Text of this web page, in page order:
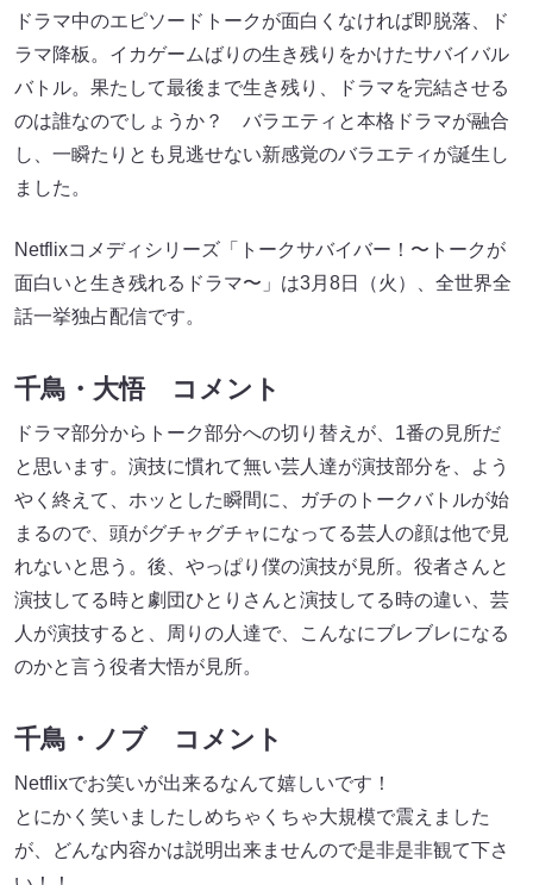
ドラマ中のエピソードトークが面白くなければ即脱落、ド
ラマ降板。イカゲームばりの生き残りをかけたサバイバル
バトル。果たして最後まで生き残り、ドラマを完結させる
のは誰なのでしょうか？ バラエティと本格ドラマが融合
し、一瞬たりとも見逃せない新感覚のバラエティが誕生し
ました。
Netflixコメディシリーズ「トークサバイバー！〜トークが
面白いと生き残れるドラマ〜」は3月8日（火）、全世界全
話一挙独占配信です。
千鳥・大悟 コメント
ドラマ部分からトーク部分への切り替えが、1番の見所だ
と思います。演技に慣れて無い芸人達が演技部分を、よう
やく終えて、ホッとした瞬間に、ガチのトークバトルが始
まるので、頭がグチャグチャになってる芸人の顔は他で見
れないと思う。後、やっぱり僕の演技が見所。役者さんと
演技してる時と劇団ひとりさんと演技してる時の違い、芸
人が演技すると、周りの人達で、こんなにブレブレになる
のかと言う役者大悟が見所。
千鳥・ノブ コメント
Netflixでお笑いが出来るなんて嬉しいです！
とにかく笑いましたしめちゃくちゃ大規模で震えました
が、どんな内容かは説明出来ませんので是非是非観て下さ